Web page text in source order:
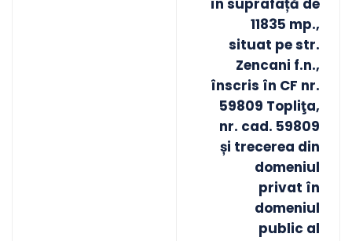
11835 mp.,
situat pe str.
Zencani f.n.,
înscris în CF nr.
59809 Topliţa,
nr. cad. 59809
și trecerea din
domeniul
privat în
domeniul
public al